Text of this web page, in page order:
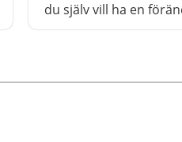
du själv vill ha en